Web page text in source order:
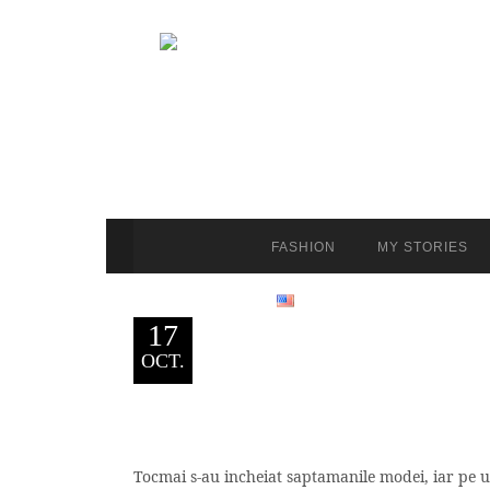
FASHION MY STORIES
17
OCT.
Tocmai s-au incheiat saptamanile modei, iar